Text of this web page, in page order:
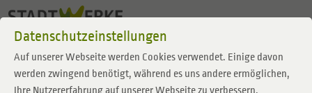
Datenschutzeinstellungen
Auf unserer Webseite werden Cookies verwendet. Einige davon
werden zwingend benötigt, während es uns andere ermöglichen,
Ihre Nutzererfahrung auf unserer Webseite zu verbessern.
Zum Inhalt springen